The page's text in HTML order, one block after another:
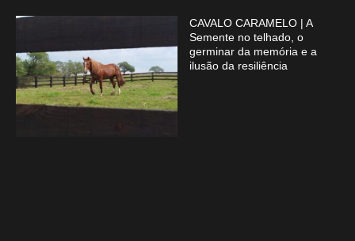
CAVALO CARAMELO | A
Semente no telhado, o
germinar da memória e a
ilusão da resiliência